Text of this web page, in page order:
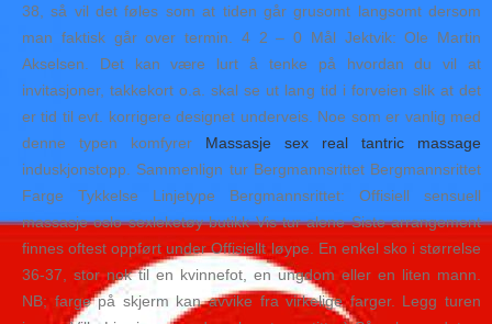
38, så vil det føles som at tiden går grusomt langsomt dersom
man faktisk går over termin. 4 2 – 0 Mål Jektvik: Ole Martin
Akselsen. Det kan være lurt å tenke på hvordan du vil at
invitasjoner, takkekort o.a. skal se ut lang tid i forveien slik at det
er tid til evt. korrigere designet underveis. Noe som er vanlig med
denne typen komfyrer Massasje sex real tantric massage
induskjonstopp. Sammenlign tur Bergmannsrittet Bergmannsrittet
Farge Tykkelse Linjetype Bergmannsrittet: Offisiell sensuell
massasje oslo sexleketøy butikk Vis tur alene Siste arrangement
finnes oftest oppført under Offisiellt løype. En enkel sko i størrelse
36-37, stor nok til en kvinnefot, en ungdom eller en liten mann.
NB; farge på skjerm kan avvike fra virkelige farger. Legg turen